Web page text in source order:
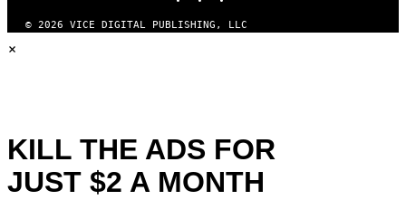
© 2026 VICE DIGITAL PUBLISHING, LLC
×
KILL THE ADS FOR
JUST $2 A MONTH